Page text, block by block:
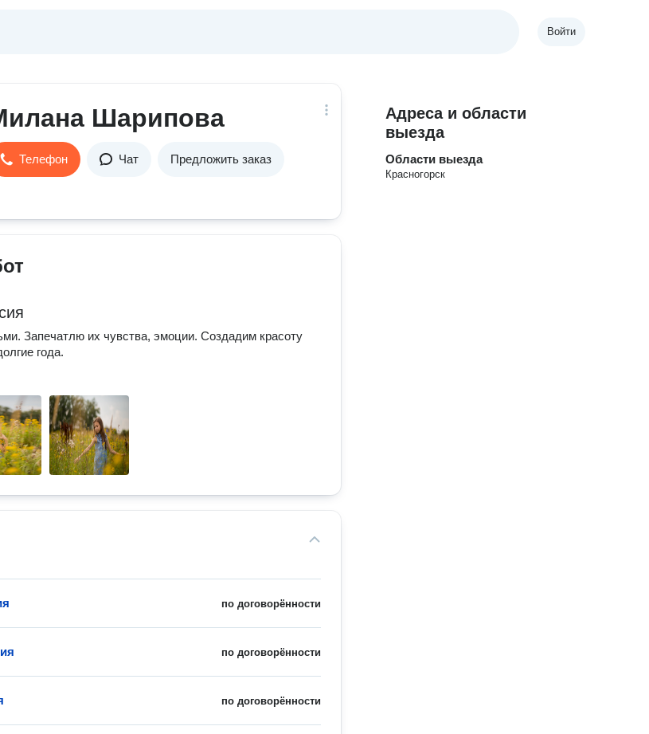
Войти
Шарипова
Телефон Чат Предложить заказ
Запечатлю их чувства, эмоции. Создадим красоту
года.
по договорённости
по договорённости
по договорённости
Адреса и области
выезда
Области выезда
Красногорск